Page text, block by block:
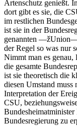
Artenschutz genießt.
dort gibt es sie, die
im restlichen
ist sie in der
genannten
der Regel so was nur
Nimmt man es
die gesamte
ist sie theoretisch die
diesen Umstand
Interpretation der
CSU,
Bundesregierung zu